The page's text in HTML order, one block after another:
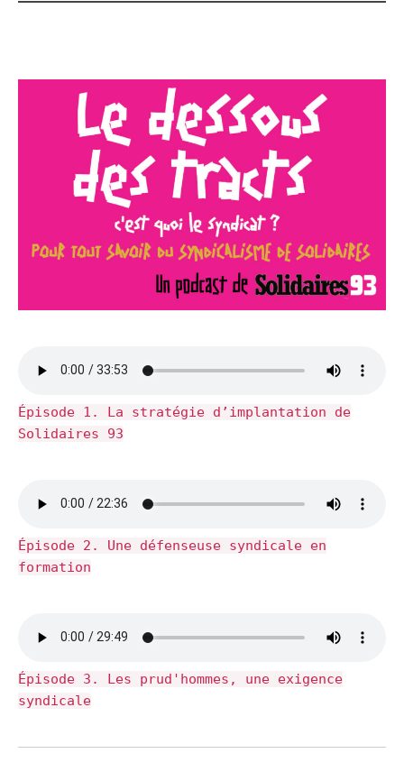
Épisode 1. La stratégie d’implantation de
Solidaires 93
Épisode 2. Une défenseuse syndicale en
formation
Épisode 3. Les prud'hommes, une exigence
syndicale